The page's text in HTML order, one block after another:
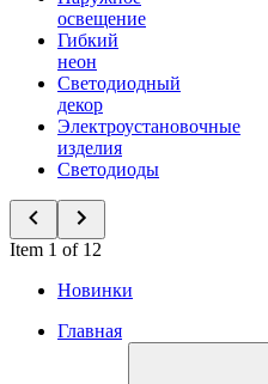
освещение
Гибкий
неон
Светодиодный
декор
Электроустановочные
изделия
Светодиоды
Item 1 of 12
Новинки
Главная